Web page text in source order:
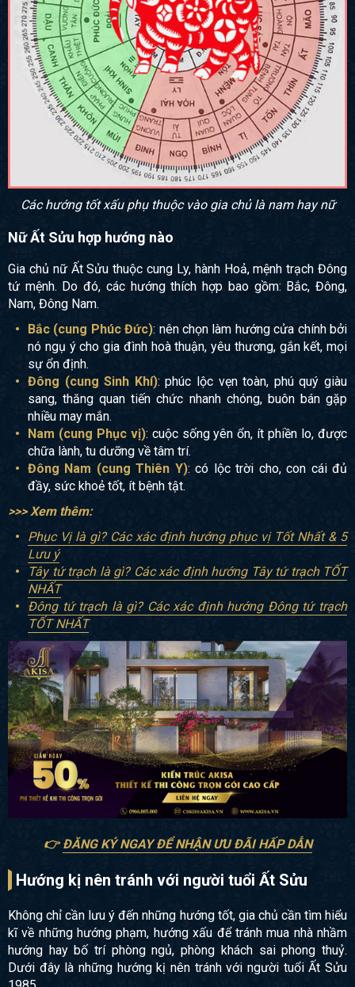
Các hướng tốt xấu phụ thuộc vào gia chủ là nam hay nữ
Nữ Ất Sửu hợp hướng nào
Gia chủ nữ Ất Sửu thuộc cung Ly, hành Hoả, mệnh trạch Đông
tứ mệnh. Do đó, các hướng thích hợp bao gồm: Bắc, Đông,
Nam, Đông Nam.
Bắc (cung Phúc Đức): nên chọn làm hướng cửa chính bởi
nó ngụ ý cho gia đình hoà thuận, yêu thương, gắn kết, mọi
sự ổn định.
Đông (cung Sinh Khí): phúc lộc vẹn toàn, phú quý giàu
sang, thăng quan tiến chức nhanh chóng, buôn bán gặp
nhiều may mắn.
Nam (cung Phục vị): cuộc sống yên ổn, ít phiền lo, được
chữa lành, tu dưỡng về tâm trí.
Đông Nam (cung Thiên Y): có lộc trời cho, con cái đủ
đầy, sức khoẻ tốt, ít bệnh tật.
>>> Xem thêm:
Phục Vị là gì? Các xác định hướng phục vị Tốt Nhất & 5
Lưu ý
Tây tứ trạch là gì? Các xác định hướng Tây tứ trạch TỐT
NHẤT
Đông tứ trạch là gì? Các xác định hướng Đông tứ trạch
TỐT NHẤT
👉ĐĂNG KÝ NGAY ĐỂ NHẬN ƯU ĐÃI HẤP DẪN
Hướng kị nên tránh với người tuổi Ất Sửu
Không chỉ cần lưu ý đến những hướng tốt, gia chủ cần tìm hiểu
kĩ về những hướng phạm, hướng xấu để tránh mua nhà nhầm
hướng hay bố trí phòng ngủ, phòng khách sai phong thuỷ.
Dưới đây là những hướng kị nên tránh với người tuổi Ất Sửu